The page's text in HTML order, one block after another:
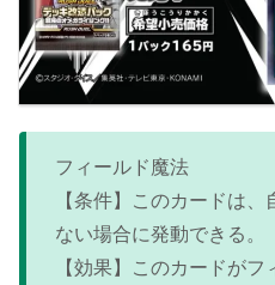
フィールド魔法
【条件】このカードは
ない場合に発動できる。
【効果】このカードが